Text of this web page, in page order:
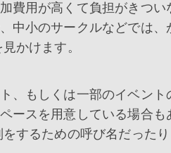
費用が高くて負担がきつい
中小のサークルなどでは、
かけます。
、もしくは一部のイベント
ースを用意している場合も
するための呼び名だった